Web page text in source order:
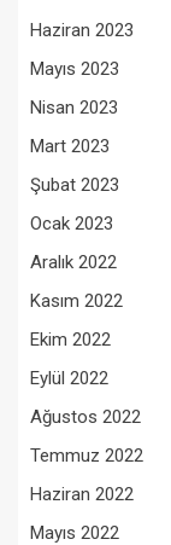
Haziran 2023
Mayıs 2023
Nisan 2023
Mart 2023
Şubat 2023
Ocak 2023
Aralık 2022
Kasım 2022
Ekim 2022
Eylül 2022
Ağustos 2022
Temmuz 2022
Haziran 2022
Mayıs 2022